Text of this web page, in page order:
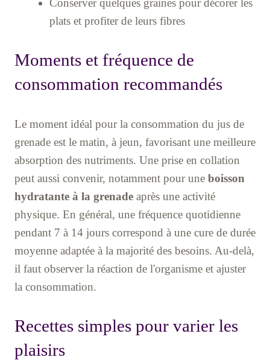
Conserver quelques graines pour décorer les
plats et profiter de leurs fibres
Moments et fréquence de
consommation recommandés
Le moment idéal pour la consommation du jus de
grenade est le matin, à jeun, favorisant une meilleure
absorption des nutriments. Une prise en collation
peut aussi convenir, notamment pour une boisson
hydratante à la grenade après une activité
physique. En général, une fréquence quotidienne
pendant 7 à 14 jours correspond à une cure de durée
moyenne adaptée à la majorité des besoins. Au-delà,
il faut observer la réaction de l'organisme et ajuster
la consommation.
Recettes simples pour varier les
plaisirs